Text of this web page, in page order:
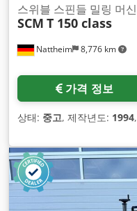
Nattheim 8,776 km
스위블 스핀들 밀링 머신
SCM T 150 class
가격 정보
상태: 중고, 제작년도: 1994,